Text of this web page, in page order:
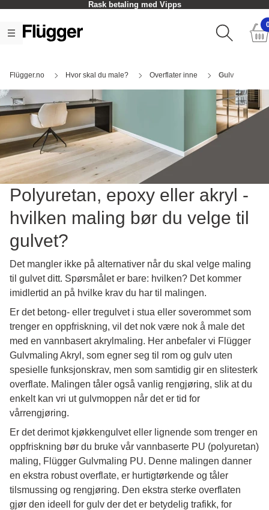
Rask betaling med Vipps
Flügger.no Hvor skal du male? Overflater inne Gulv
Polyuretan, epoxy eller akryl -
hvilken maling bør du velge til
gulvet?
Det mangler ikke på alternativer når du skal velge maling
til gulvet ditt. Spørsmålet er bare: hvilken? Det kommer
imidlertid an på hvilke krav du har til malingen.
Er det betong- eller tregulvet i stua eller soverommet som
trenger en oppfriskning, vil det nok være nok å male det
med en vannbasert akrylmaling. Her anbefaler vi Flügger
Gulvmaling Akryl, som egner seg til rom og gulv uten
spesielle funksjonskrav, men som samtidig gir en slitesterk
overflate. Malingen tåler også vanlig rengjøring, slik at du
enkelt kan vri ut gulvmoppen når det er tid for
vårrengjøring.
Er det derimot kjøkkengulvet eller lignende som trenger en
oppfriskning bør du bruke vår vannbaserte PU (polyuretan)
maling, Flügger Gulvmaling PU. Denne malingen danner
en ekstra robust overflate, er hurtigtørkende og tåler
tilsmussing og rengjøring. Den ekstra sterke overflaten
gjør den ideell for gulv der det er betydelig trafikk, for